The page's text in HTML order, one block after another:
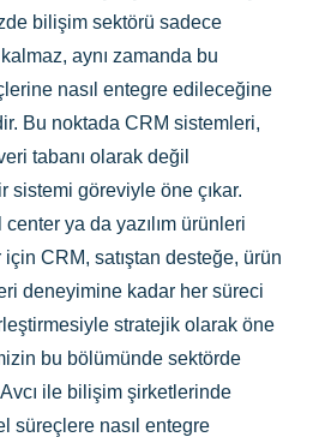
bilişim sektörü sadece
aynı zamanda bu
nasıl entegre edileceğine
Bu noktada CRM sistemleri,
tabanı olarak değil
sistemi göreviyle öne çıkar.
ya da yazılım ürünleri
CRM, satıştan desteğe, ürün
deneyimine kadar her süreci
stratejik olarak öne
bu bölümünde sektörde
ile bilişim şirketlerinde
süreçlere nasıl entegre